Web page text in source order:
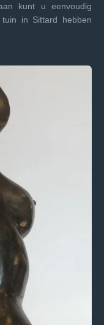
kunt u eenvoudig
in Sittard hebben